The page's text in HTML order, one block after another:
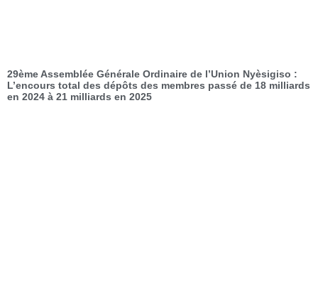
29ème Assemblée Générale Ordinaire de l’Union Nyèsigiso :
L’encours total des dépôts des membres passé de 18 milliards
en 2024 à 21 milliards en 2025